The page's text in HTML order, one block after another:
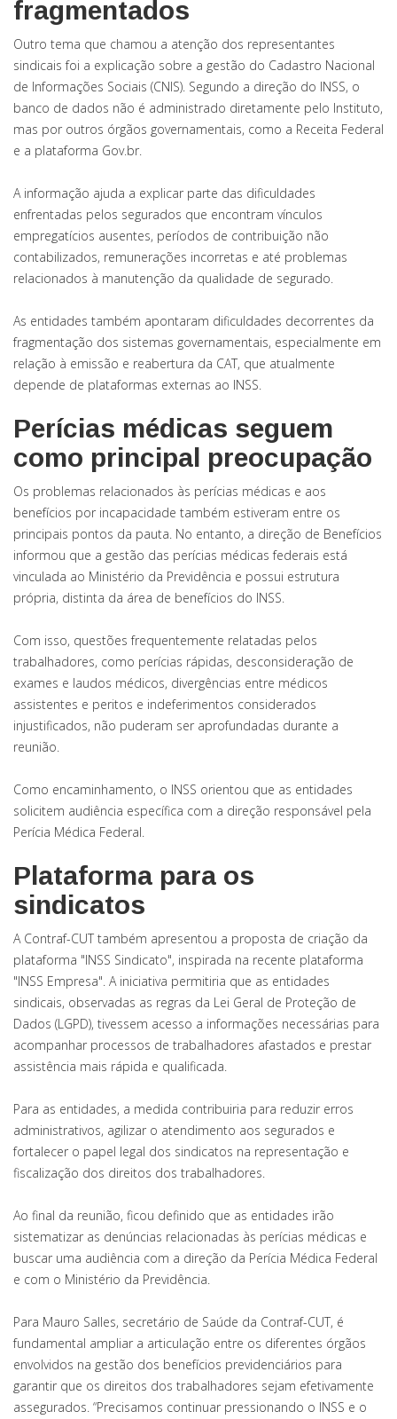
fragmentados
Outro tema que chamou a atenção dos representantes
sindicais foi a explicação sobre a gestão do Cadastro Nacional
de Informações Sociais (CNIS). Segundo a direção do INSS, o
banco de dados não é administrado diretamente pelo Instituto,
mas por outros órgãos governamentais, como a Receita Federal
e a plataforma Gov.br.
A informação ajuda a explicar parte das dificuldades
enfrentadas pelos segurados que encontram vínculos
empregatícios ausentes, períodos de contribuição não
contabilizados, remunerações incorretas e até problemas
relacionados à manutenção da qualidade de segurado.
As entidades também apontaram dificuldades decorrentes da
fragmentação dos sistemas governamentais, especialmente em
relação à emissão e reabertura da CAT, que atualmente
depende de plataformas externas ao INSS.
Perícias médicas seguem
como principal preocupação
Os problemas relacionados às perícias médicas e aos
benefícios por incapacidade também estiveram entre os
principais pontos da pauta. No entanto, a direção de Benefícios
informou que a gestão das perícias médicas federais está
vinculada ao Ministério da Previdência e possui estrutura
própria, distinta da área de benefícios do INSS.
Com isso, questões frequentemente relatadas pelos
trabalhadores, como perícias rápidas, desconsideração de
exames e laudos médicos, divergências entre médicos
assistentes e peritos e indeferimentos considerados
injustificados, não puderam ser aprofundadas durante a
reunião.
Como encaminhamento, o INSS orientou que as entidades
solicitem audiência específica com a direção responsável pela
Perícia Médica Federal.
Plataforma para os
sindicatos
A Contraf-CUT também apresentou a proposta de criação da
plataforma "INSS Sindicato", inspirada na recente plataforma
"INSS Empresa". A iniciativa permitiria que as entidades
sindicais, observadas as regras da Lei Geral de Proteção de
Dados (LGPD), tivessem acesso a informações necessárias para
acompanhar processos de trabalhadores afastados e prestar
assistência mais rápida e qualificada.
Para as entidades, a medida contribuiria para reduzir erros
administrativos, agilizar o atendimento aos segurados e
fortalecer o papel legal dos sindicatos na representação e
fiscalização dos direitos dos trabalhadores.
Ao final da reunião, ficou definido que as entidades irão
sistematizar as denúncias relacionadas às perícias médicas e
buscar uma audiência com a direção da Perícia Médica Federal
e com o Ministério da Previdência.
Para Mauro Salles, secretário de Saúde da Contraf-CUT, é
fundamental ampliar a articulação entre os diferentes órgãos
envolvidos na gestão dos benefícios previdenciários para
garantir que os direitos dos trabalhadores sejam efetivamente
assegurados. “Precisamos continuar pressionando o INSS e o